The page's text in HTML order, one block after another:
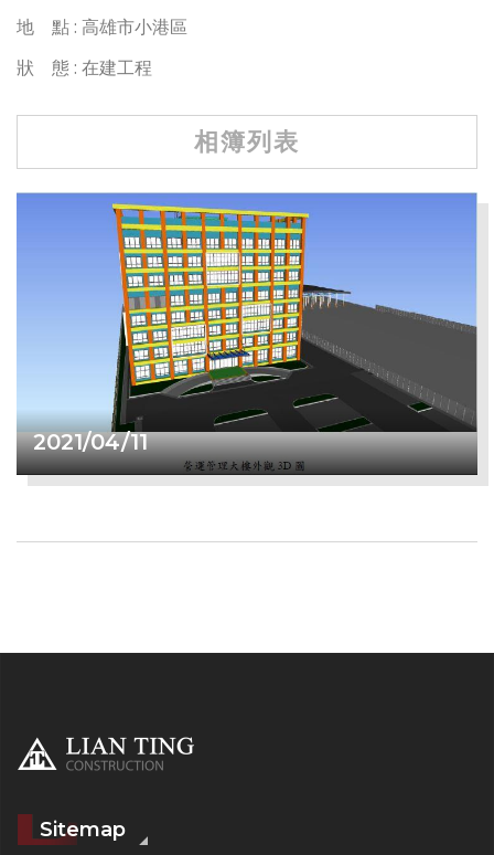
地 點 : 高雄市小港區
狀 態 : 在建工程
相簿列表
2021/04/11
Sitemap